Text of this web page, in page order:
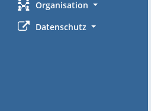
Organisation
Datenschutz